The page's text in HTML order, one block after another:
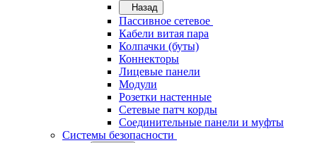
Назад
Пассивное сетевое
Кабели витая пара
Колпачки (буты)
Коннекторы
Лицевые панели
Модули
Розетки настенные
Сетевые патч корды
Соединительные панели и муфты
Системы безопасности